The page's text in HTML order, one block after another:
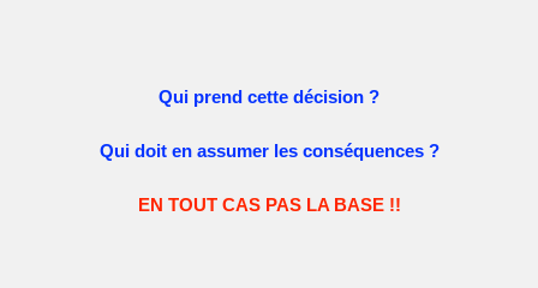
Qui prend cette décision ?
Qui doit en assumer les conséquences ?
EN TOUT CAS PAS LA BASE !!